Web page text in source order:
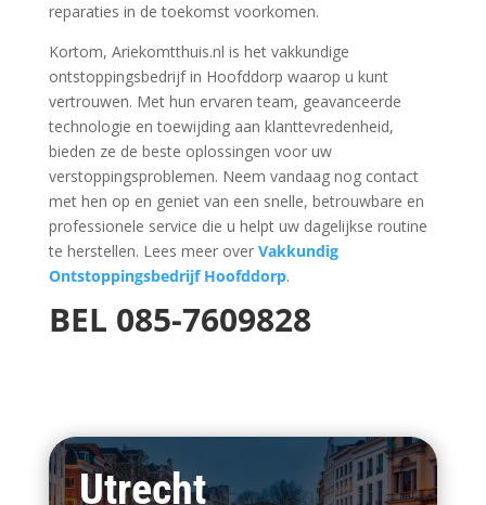
reparaties in de toekomst voorkomen.
Kortom, Ariekomtthuis.nl is het vakkundige
ontstoppingsbedrijf in Hoofddorp waarop u kunt
vertrouwen. Met hun ervaren team, geavanceerde
technologie en toewijding aan klanttevredenheid,
bieden ze de beste oplossingen voor uw
verstoppingsproblemen. Neem vandaag nog contact
met hen op en geniet van een snelle, betrouwbare en
professionele service die u helpt uw dagelijkse routine
te herstellen. Lees meer over Vakkundig
Ontstoppingsbedrijf Hoofddorp.
BEL 085-7609828
Utrecht